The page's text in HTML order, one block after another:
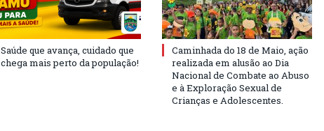
Saúde que avança, cuidado que
chega mais perto da população!
Caminhada do 18 de Maio, ação
realizada em alusão ao Dia
Nacional de Combate ao Abuso
e à Exploração Sexual de
Crianças e Adolescentes.